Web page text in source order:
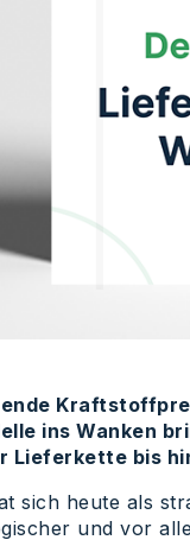
ins Wanken
Lieferkette bis
sich heute als
und vor